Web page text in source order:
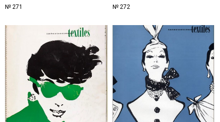
№ 271 № 272